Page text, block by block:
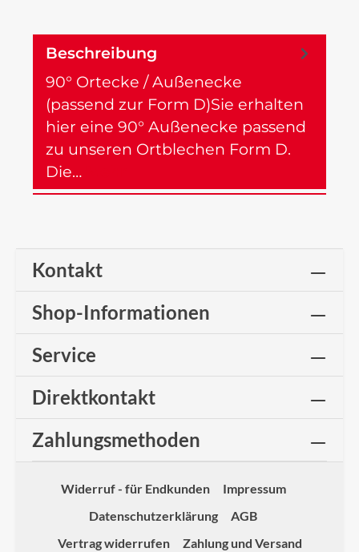
Beschreibung
90° Ortecke / Außenecke
(passend zur Form D)Sie erhalten
hier eine 90° Außenecke passend
zu unseren Ortblechen Form D.
Die…
Kontakt
Shop-Informationen
Service
Direktkontakt
Zahlungsmethoden
Widerruf - für Endkunden
Impressum
Datenschutzerklärung
AGB
Vertrag widerrufen
Zahlung und Versand